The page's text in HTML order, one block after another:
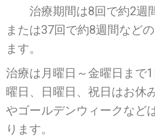
治療期間は8回で約2週
または37回で約8週間など
ます。
治療は月曜日～金曜日まで
曜日、日曜日、祝日はお休
やゴールデンウィークなど
ります。